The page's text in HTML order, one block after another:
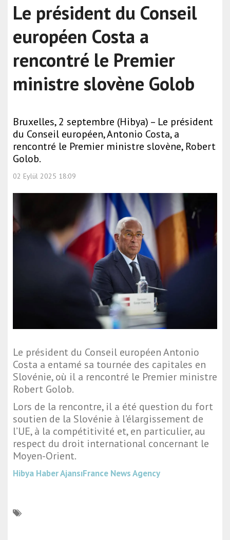
Le président du Conseil
européen Costa a
rencontré le Premier
ministre slovène Golob
Bruxelles, 2 septembre (Hibya) – Le président
du Conseil européen, Antonio Costa, a
rencontré le Premier ministre slovène, Robert
Golob.
02 Eylül 2025 18:09
Le président du Conseil européen Antonio
Costa a entamé sa tournée des capitales en
Slovénie, où il a rencontré le Premier ministre
Robert Golob.
Lors de la rencontre, il a été question du fort
soutien de la Slovénie à l’élargissement de
l’UE, à la compétitivité et, en particulier, au
respect du droit international concernant le
Moyen-Orient.
Hibya Haber AjansıFrance News Agency